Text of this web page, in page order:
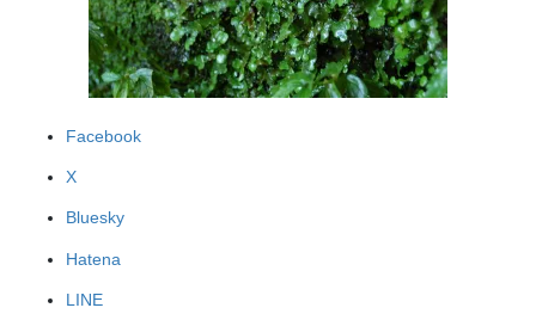
Facebook
X
Bluesky
Hatena
LINE